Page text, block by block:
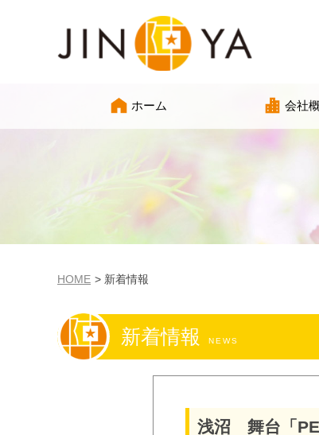
ホーム 会社
HOME 新着情報
新着情報 NEWS
浅沼 舞台「